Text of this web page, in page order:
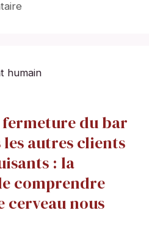
humain
fermeture du bar
autres clients
: la
comprendre
nous